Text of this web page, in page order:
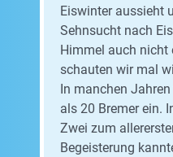
Eiswinter aussieht
Sehnsucht nach
Himmel auch nicht
schauten wir mal
In manchen
als 20 Bremer ein.
Zwei zum
Begeisterung